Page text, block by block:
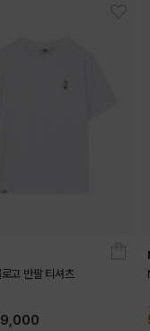
고 반팔 티셔츠